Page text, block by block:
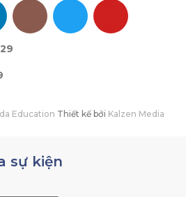
Education Thiết kế bởi Kalzen Media
sự kiện